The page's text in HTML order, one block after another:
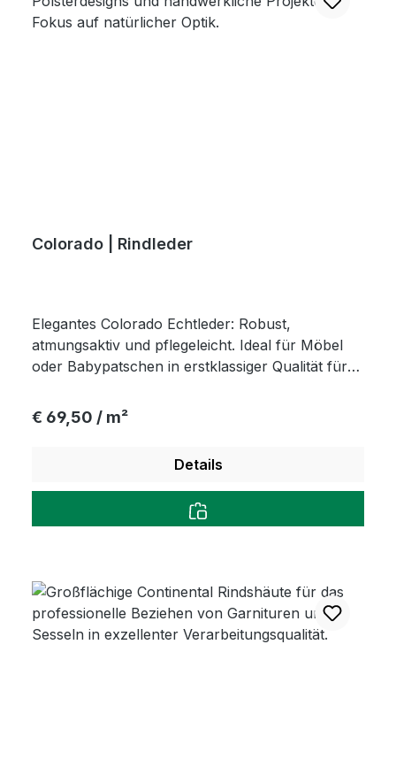
Colorado | Rindleder
Elegantes Colorado Echtleder: Robust,
atmungsaktiv und pflegeleicht. Ideal für Möbel
oder Babypatschen in erstklassiger Qualität für
Regulärer Preis:
€ 69,50 / m²
Details